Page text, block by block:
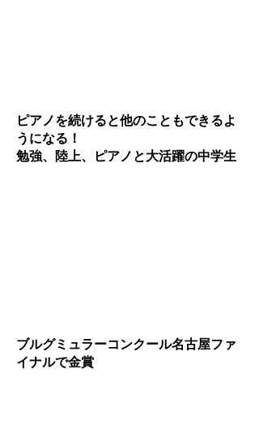
ピアノを続けると他のこともできるよ
うになる！
勉強、陸上、ピアノと大活躍の中学生
ブルグミュラーコンクール名古屋ファ
イナルで金賞